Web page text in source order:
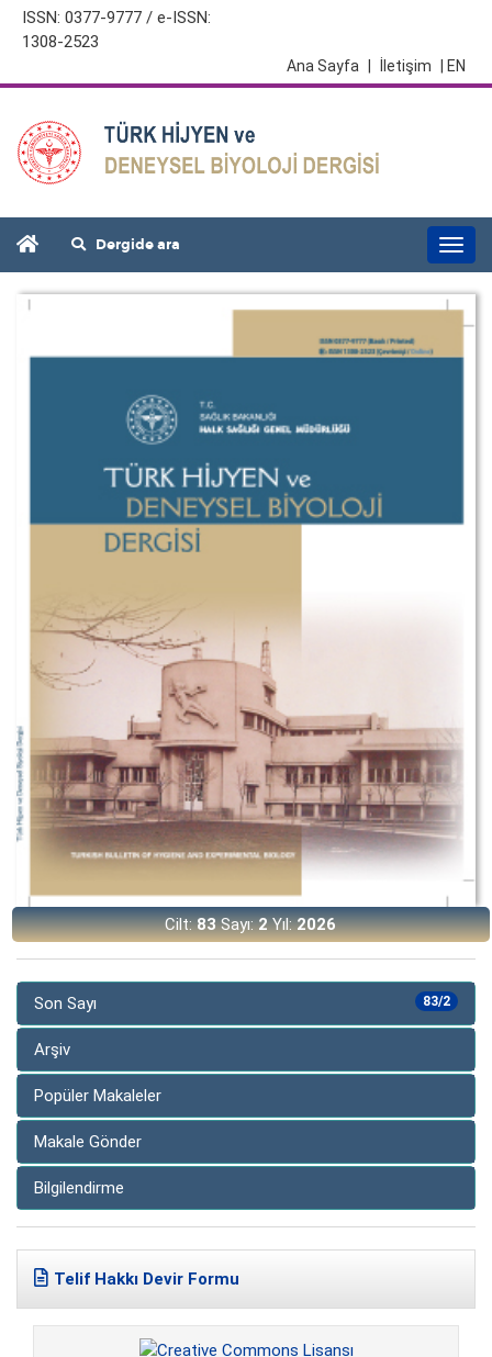
ISSN: 0377-9777 / e-ISSN:
1308-2523
| EN
İletişim
Ana Sayfa
Dergide ara
Cilt:83Sayı:2Yıl:2026
83/2
Son Sayı
Arşiv
Popüler Makaleler
Makale Gönder
Bilgilendirme
Telif Hakkı Devir Formu